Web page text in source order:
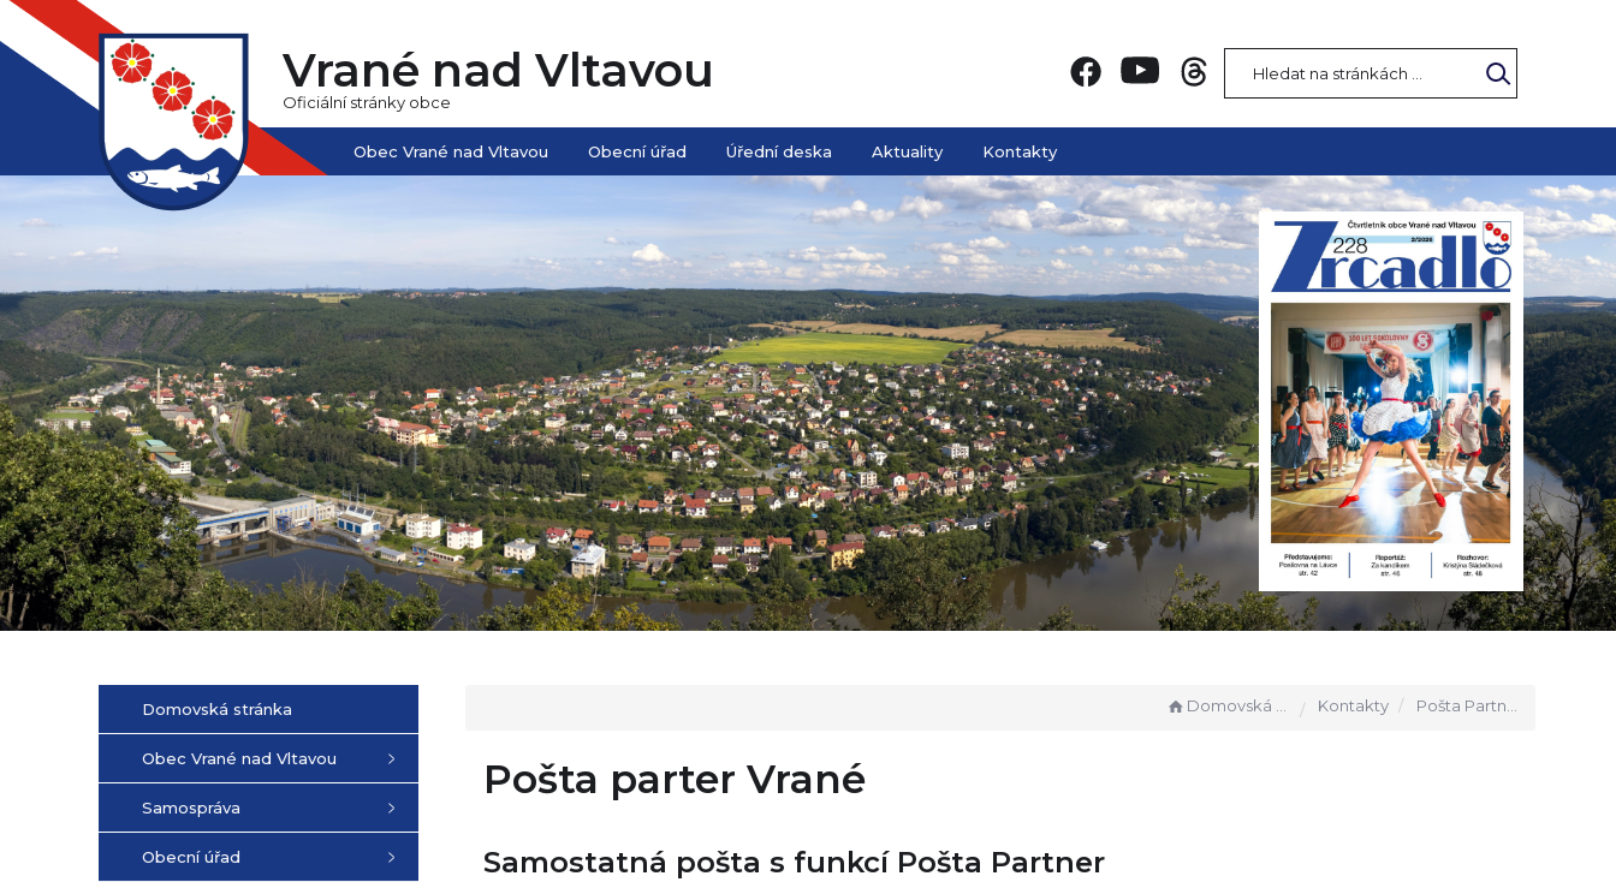
Vrané nad Vltavou
Oficiální stránky obce
Obec Vrané nad Vltavou Obecní úřad Úřední deska Aktuality Kontakty
Domovská stránka
Obec Vrané nad Vltavou
Samospráva
Obecní úřad
Domovská stránka Kontakty Pošta Partner Vrané
Pošta parter Vrané
Samostatná pošta s funkcí Pošta Partner